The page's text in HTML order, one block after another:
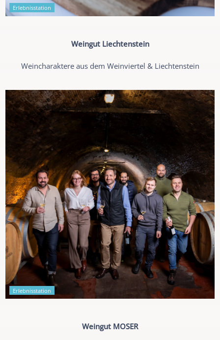
Erlebnisstation
Weingut Liechtenstein
Weincharaktere aus dem Weinviertel & Liechtenstein
Erlebnisstation
Weingut MOSER